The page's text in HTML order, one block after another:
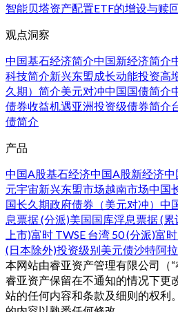
智能贝塔资产配置ETF的增设与赎
观点洞察
中国基石经济简介中国新经济简介
科技简介新兴东盟成长动能投资高
久期）简介美元对冲中国国债简介
债券收益机遇亚洲投资级债券简介
债简介
产品
中国A股基石经济中国A股新经济中
元宇宙新兴东盟市场越南市场中国
国长久期政府债券（美元对冲） 中
息票据 (分派)美国国库浮息票据 (累
上市)富时 TWSE 台湾 50 (分派)富
(日本除外)投资级别美元债沙特阿
本网站由睿亚资产管理有限公司（“
睿亚资产保留在不通知的情况下更
站的任何内容和条款及细则的权利